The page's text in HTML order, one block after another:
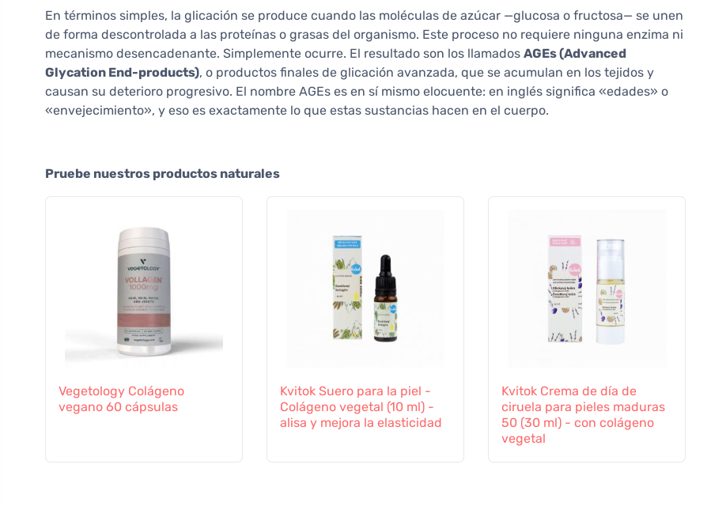
En términos simples, la glicación se produce cuando las moléculas de azúcar —glucosa o fructosa— se unen
de forma descontrolada a las proteínas o grasas del organismo. Este proceso no requiere ninguna enzima ni
mecanismo desencadenante. Simplemente ocurre. El resultado son los llamados AGEs (Advanced
Glycation End-products), o productos finales de glicación avanzada, que se acumulan en los tejidos y
causan su deterioro progresivo. El nombre AGEs es en sí mismo elocuente: en inglés significa «edades» o
«envejecimiento», y eso es exactamente lo que estas sustancias hacen en el cuerpo.
Pruebe nuestros productos naturales
Vegetology Colágeno
vegano 60 cápsulas
Kvitok Suero para la piel -
Colágeno vegetal (10 ml) -
alisa y mejora la elasticidad
Kvitok Crema de día de
ciruela para pieles maduras
50 (30 ml) - con colágeno
vegetal